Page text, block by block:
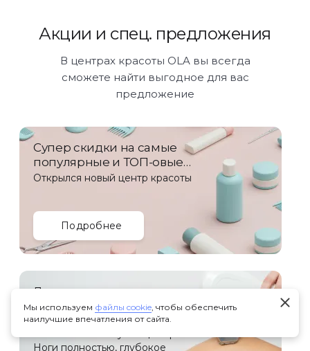
Акции и спец. предложения
В центрах красоты OLA вы всегда
сможете найти выгодное для вас
предложение
Супер скидки на самые
популярные и ТОП-овые
услуги!
Открылся новый центр красоты
Подробнее
Лазерная эпиляция
Антикризисное предложение +
лазеротерапевта
Ноги полностью, глубокое
Мы используем файлы cookie, чтобы обеспечить
наилучшие впечатления от сайта.